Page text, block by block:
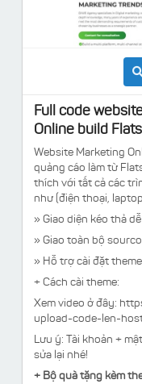
Full code
Online build
Website Marketing
quảng cáo làm từ
thích với tất cả các
như (điện thoại,
» Giao diện kéo thả
» Giao toàn bộ
» Hỗ trợ cài đặt
+ Cách cài theme:
Xem video ở đây:
upload-code-len-
Lưu ý: Tài khoản +
sửa lại nhé!
+ Bộ quà tặng kèm